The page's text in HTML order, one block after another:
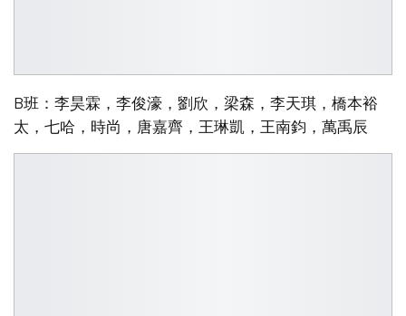
B班：李昊霖，李俊濠，劉欣，梁森，李天琪，橋本裕
太，七哈，時尚，唐嘉齊，王琳凱，王南鈞，萬禹辰